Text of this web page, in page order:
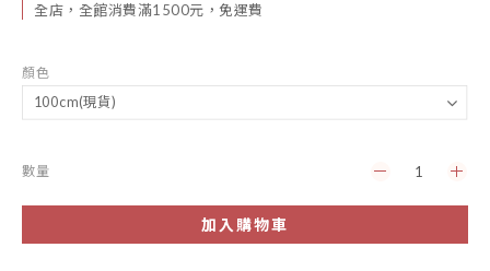
全店，全館消費滿1500元，免運費
顏色
數量
加入購物車